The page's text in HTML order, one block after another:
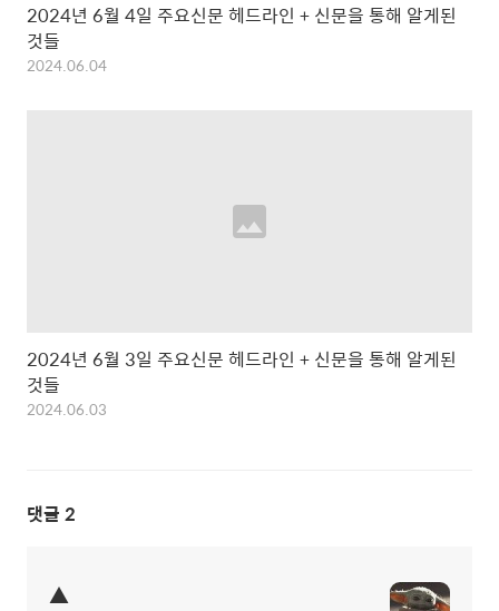
2024년 6월 4일 주요신문 헤드라인 + 신문을 통해 알게된
것들
2024.06.04
2024년 6월 3일 주요신문 헤드라인 + 신문을 통해 알게된
것들
2024.06.03
댓글 2
▲